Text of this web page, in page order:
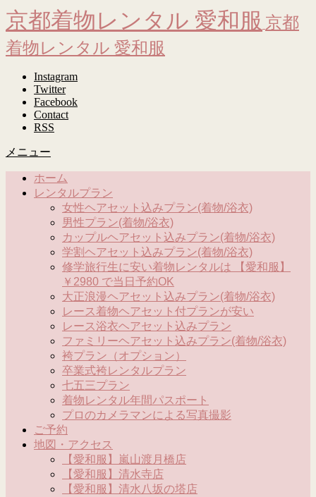
京都着物レンタル 愛和服 京都
着物レンタル 愛和服
Instagram
Twitter
Facebook
Contact
RSS
メニュー
ホーム
レンタルプラン
女性ヘアセット込みプラン(着物/浴衣)
男性プラン(着物/浴衣)
カップルヘアセット込みプラン(着物/浴衣)
学割ヘアセット込みプラン(着物/浴衣)
修学旅行生に安い着物レンタルは 【愛和服】
￥2980 で当日予約OK
大正浪漫ヘアセット込みプラン(着物/浴衣)
レース着物ヘアセット付プランが安い
レース浴衣ヘアセット込みプラン
ファミリーヘアセット込みプラン(着物/浴衣)
袴プラン（オプション）
卒業式袴レンタルプラン
七五三プラン
着物レンタル年間パスポート
プロのカメラマンによる写真撮影
ご予約
地図・アクセス
【愛和服】嵐山渡月橋店
【愛和服】清水寺店
【愛和服】清水八坂の塔店